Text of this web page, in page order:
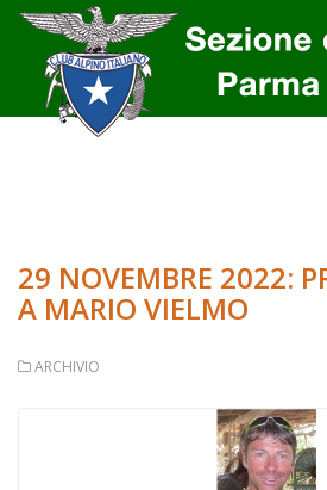
29 NOVEMBRE 2022:
A MARIO VIELMO
ARCHIVIO